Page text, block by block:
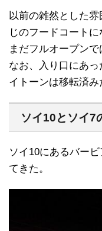
以前の雑然とした
じのフードコートに
まだフルオープンで
なお、入り口にあ
イトーンは移転済み
ソイ10とソイ7
ソイ10にあるバー
てきた。